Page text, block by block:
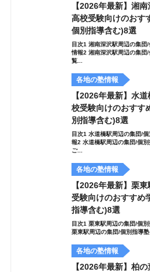
【2026年最新】湘
高校受験向けのおす
個別指導含む)8選
目次1 湘南深沢駅周辺の集
情報2 湘南深沢駅周辺の集団
覧...
各地の塾情報
【2026年最新】水
校受験向けのおすす
別指導含む)8選
目次1 水道橋駅周辺の集団/
報2 水道橋駅周辺の集団/個
ご...
各地の塾情報
【2026年最新】栗
受験向けのおすすめ
指導含む)8選
目次1 栗東駅周辺の集団/個
栗東駅周辺の集団/個別指導
各地の塾情報
【2026年最新】柏